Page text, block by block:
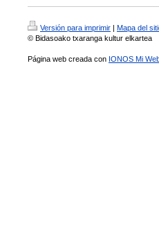
Versión para imprimir | Mapa del
© Bidasoako txaranga kultur elkartea
Página web creada con IONOS Mi